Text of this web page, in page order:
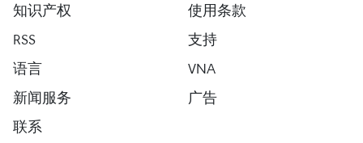
知识产权
使用条款
RSS
支持
语言
VNA
新闻服务
广告
联系